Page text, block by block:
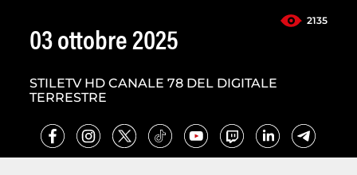
2135
03 ottobre 2025
STILETV HD CANALE 78 DEL DIGITALE
TERRESTRE